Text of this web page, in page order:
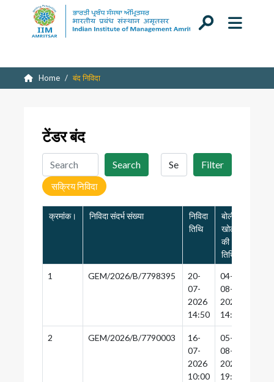
Home बंद निविदा
टेंडर बंद
Search Filter
सक्रिय निविदा
क्रमांक। निविदा संदर्भ संख्या
निविदा
तिथि
बोली
खोलने
की
तिथि
1 GEM/2026/B/7798395
20-
07-
2026
14:50
04-
08-
2026
14:30
2 GEM/2026/B/7790003
16-
07-
2026
10:00
05-
08-
2026
19:30